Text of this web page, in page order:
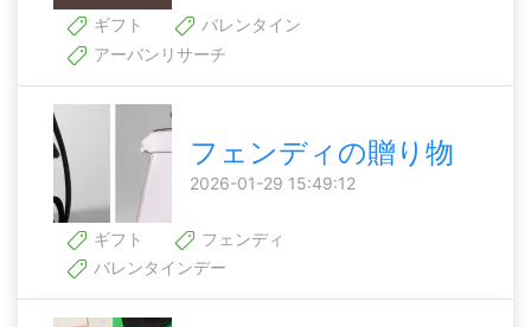
ギフト
バレンタイン
アーバンリサーチ
フェンディの贈り物
2026-01-29 15:49:12
ギフト
フェンディ
バレンタインデー